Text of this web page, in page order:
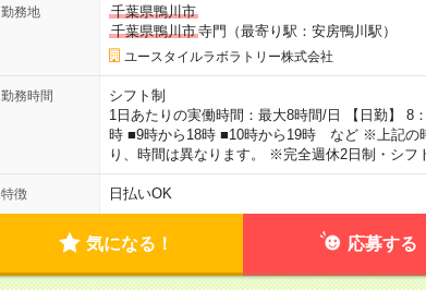
勤務地
千葉県鴨川市
千葉県鴨川市寺門（最寄り駅：安房鴨川駅）
ユースタイルラボラトリー株式会社
勤務時間
シフト制
1日あたりの実働時間：最大8時間/日 【日勤】
時 ■9時から18時 ■10時から19時 など ※上記の
り、時間は異なります。 ※完全週休2日制・シフ
特徴 日払いOK
気になる！ 応募する